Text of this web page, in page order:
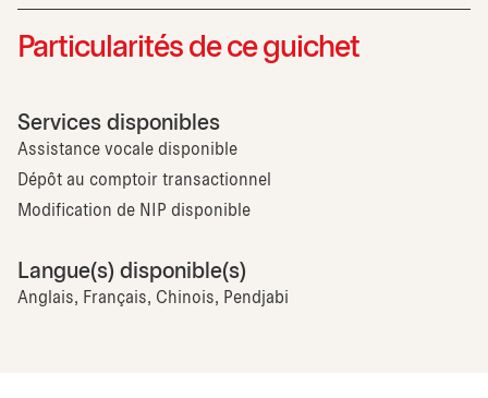
Particularités de ce guichet
Services disponibles
Assistance vocale disponible
Dépôt au comptoir transactionnel
Modification de NIP disponible
Langue(s) disponible(s)
Anglais, Français, Chinois, Pendjabi